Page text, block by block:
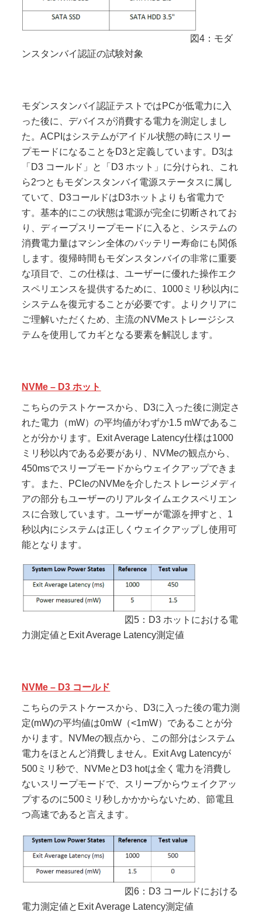
図4：モダ
ンスタンバイ認証の試験対象
モダンスタンバイ認証テストではPCが低電力に入
った後に、デバイスが消費する電力を測定しまし
た。ACPIはシステムがアイドル状態の時にスリー
プモードになることをD3と定義しています。D3は
「D3 コールド」と「D3 ホット」に分けられ、これ
ら2つともモダンスタンバイ電源ステータスに属し
ていて、D3コールドはD3ホットよりも省電力で
す。基本的にこの状態は電源が完全に切断されてお
り、ディープスリープモードに入ると、システムの
消費電力量はマシン全体のバッテリー寿命にも関係
します。復帰時間もモダンスタンバイの非常に重要
な項目で、この仕様は、ユーザーに優れた操作エク
スペリエンスを提供するために、1000ミリ秒以内に
システムを復元することが必要です。よりクリアに
ご理解いただくため、主流のNVMeストレージシス
テムを使用してカギとなる要素を解説します。
NVMe – D3 ホット
こちらのテストケースから、D3に入った後に測定さ
れた電力（mW）の平均値がわずか1.5 mWであるこ
とが分かります。Exit Average Latency仕様は1000
ミリ秒以内である必要があり、NVMeの観点から、
450msでスリープモードからウェイクアップできま
す。また、PCIeのNVMeを介したストレージメディ
アの部分もユーザーのリアルタイムエクスペリエン
スに合致しています。ユーザーが電源を押すと、1
秒以内にシステムは正しくウェイクアップし使用可
能となります。
図5：D3 ホットにおける電
力測定値とExit Average Latency測定値
NVMe – D3 コールド
こちらのテストケースから、D3に入った後の電力測
定(mW)の平均値は0mW（<1mW）であることが分
かります。NVMeの観点から、この部分はシステム
電力をほとんど消費しません。Exit Avg Latencyが
500ミリ秒で、NVMeとD3 hotは全く電力を消費し
ないスリープモードで、スリープからウェイクアッ
プするのに500ミリ秒しかかからないため、節電且
つ高速であると言えます。
図6：D3 コールドにおける
電力測定値とExit Average Latency測定値